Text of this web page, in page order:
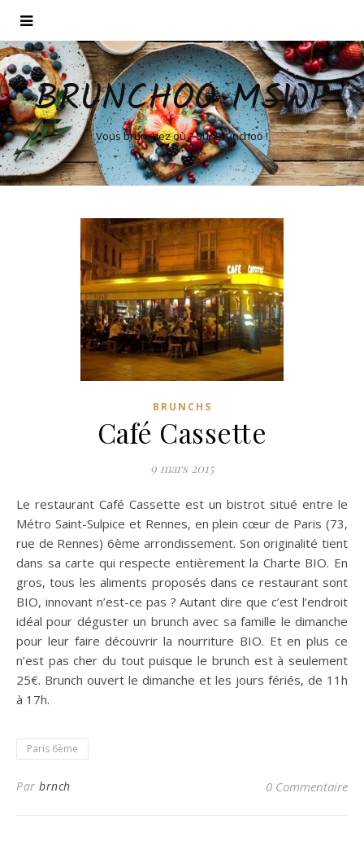
BRUNCHOO MSWP
Vous brunchez où ? Sur Brunchoo !
BRUNCHS
Café Cassette
9 mars 2015
Le restaurant Café Cassette est un bistrot situé entre le
Métro Saint-Sulpice et Rennes, en plein cœur de Paris (73,
rue de Rennes) 6ème arrondissement. Son originalité tient
dans sa carte qui respecte entièrement la Charte BIO. En
gros, tous les aliments proposés dans ce restaurant sont
BIO, innovant n’est-ce pas ? Autant dire que c’est l’endroit
idéal pour déguster un brunch avec sa famille le dimanche
pour leur faire découvrir la nourriture BIO. Et en plus ce
n’est pas cher du tout puisque le brunch est à seulement
25€. Brunch ouvert le dimanche et les jours fériés, de 11h
à 17h.
Paris 6ème
Par brnch 0 Commentaire